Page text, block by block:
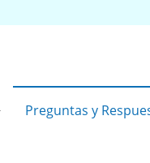
Preguntas y